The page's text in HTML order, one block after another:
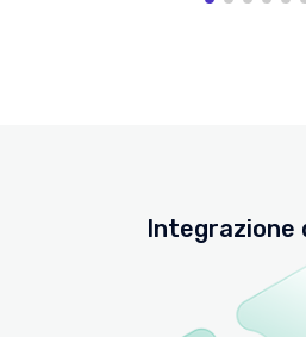
Integrazione